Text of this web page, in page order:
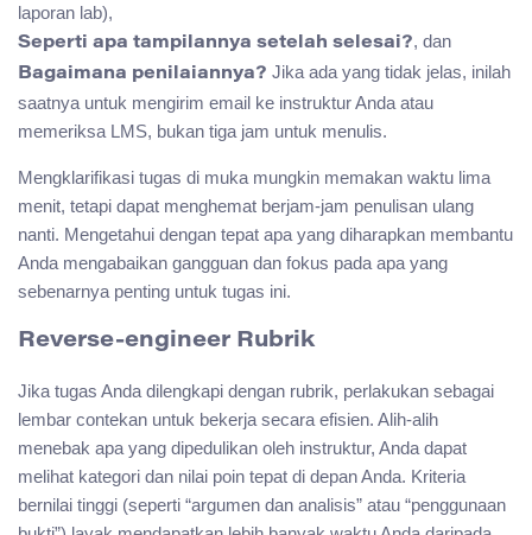
laporan lab),
Seperti apa tampilannya setelah selesai?, dan
Bagaimana penilaiannya? Jika ada yang tidak jelas, inilah
saatnya untuk mengirim email ke instruktur Anda atau
memeriksa LMS, bukan tiga jam untuk menulis.
Mengklarifikasi tugas di muka mungkin memakan waktu lima
menit, tetapi dapat menghemat berjam-jam penulisan ulang
nanti. Mengetahui dengan tepat apa yang diharapkan membantu
Anda mengabaikan gangguan dan fokus pada apa yang
sebenarnya penting untuk tugas ini.
Reverse-engineer Rubrik
Jika tugas Anda dilengkapi dengan rubrik, perlakukan sebagai
lembar contekan untuk bekerja secara efisien. Alih-alih
menebak apa yang dipedulikan oleh instruktur, Anda dapat
melihat kategori dan nilai poin tepat di depan Anda. Kriteria
bernilai tinggi (seperti “argumen dan analisis” atau “penggunaan